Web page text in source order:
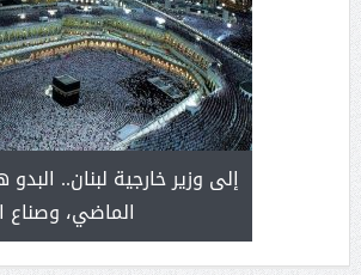
إلى وزير خارجية لبنان..
الماضي، وصناع
يحمل
من عشق